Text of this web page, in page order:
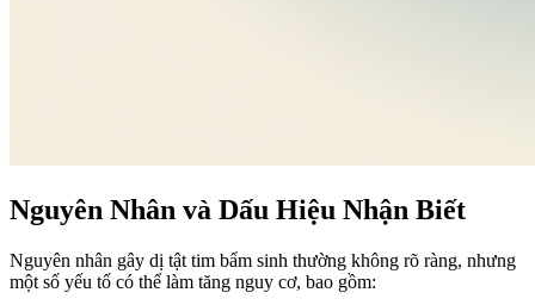
Nguyên Nhân và Dấu Hiệu Nhận Biết
Nguyên nhân gây dị tật tim bẩm sinh thường không rõ ràng, nhưng
một số yếu tố có thể làm tăng nguy cơ, bao gồm: